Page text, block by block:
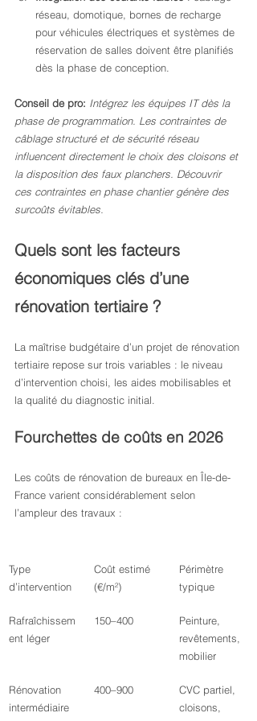
réseau, domotique, bornes de recharge
pour véhicules électriques et systèmes de
réservation de salles doivent être planifiés
dès la phase de conception.
Conseil de pro: Intégrez les équipes IT dès la
phase de programmation. Les contraintes de
câblage structuré et de sécurité réseau
influencent directement le choix des cloisons et
la disposition des faux planchers. Découvrir
ces contraintes en phase chantier génère des
surcoûts évitables.
Quels sont les facteurs
économiques clés d’une
rénovation tertiaire ?
La maîtrise budgétaire d’un projet de rénovation
tertiaire repose sur trois variables : le niveau
d’intervention choisi, les aides mobilisables et
la qualité du diagnostic initial.
Fourchettes de coûts en 2026
Les coûts de rénovation de bureaux en Île-de-
France varient considérablement selon
l’ampleur des travaux :
Type
d’intervention
Coût estimé
(€/m²)
Périmètre
typique
Rafraîchissem
ent léger
150–400
Peinture,
revêtements,
mobilier
Rénovation
intermédiaire
400–900
CVC partiel,
cloisons,